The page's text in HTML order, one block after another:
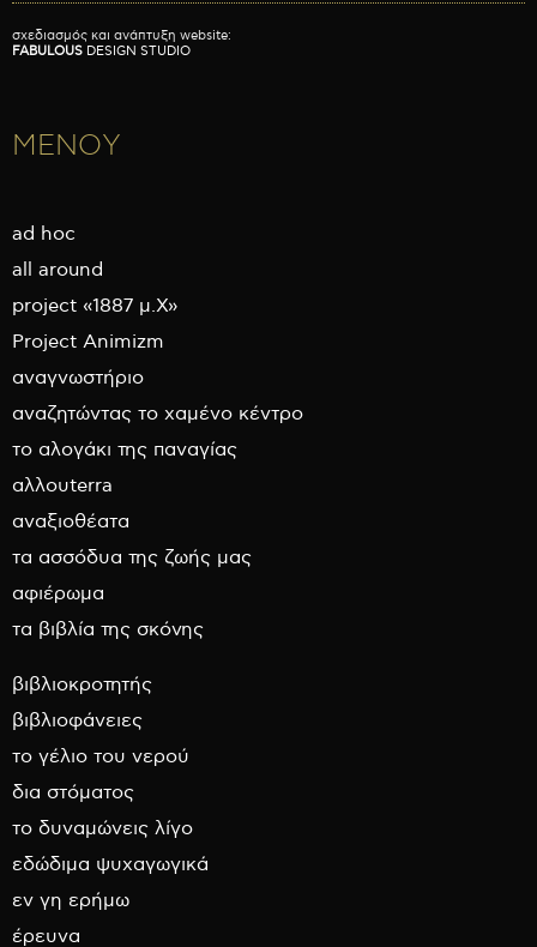
σχεδιασμός και ανάπτυξη website:
FABULOUS DESIGN STUDIO
ΜΕΝΟΥ
ad hoc
all around
project «1887 μ.Χ»
Project Animizm
αναγνωστήριο
αναζητώντας το χαμένο κέντρο
το αλογάκι της παναγίας
αλλουterra
αναξιοθέατα
τα ασσόδυα της ζωής μας
αφιέρωμα
τα βιβλία της σκόνης
βιβλιοκροτητής
βιβλιοφάνειες
το γέλιο του νερού
δια στόματος
το δυναμώνεις λίγο
εδώδιμα ψυχαγωγικά
εν γη ερήμω
έρευνα